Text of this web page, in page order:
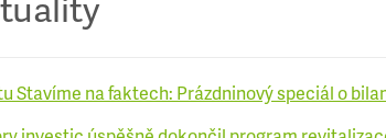
Stavíme na faktech: Prázdninový speciál o